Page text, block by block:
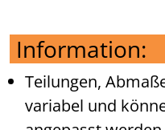
Information:
Teilungen,
variabel und